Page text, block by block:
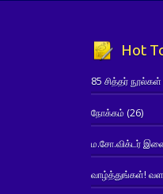
Hot
85 சித்தர்
நோக்கம் (26)
ம.சோ.விக்டர்
வாழ்த்துங்கள்!